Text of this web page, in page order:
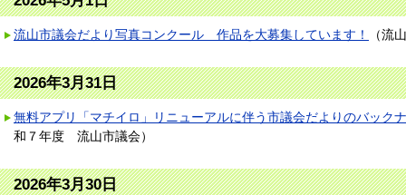
流山市議会だより写真コンクール 作品を大募集しています！ （流
2026年3月31日
無料アプリ「マチイロ」リニューアルに伴う市議会だよりのバック
和７年度
流山市議会）
2026年3月30日